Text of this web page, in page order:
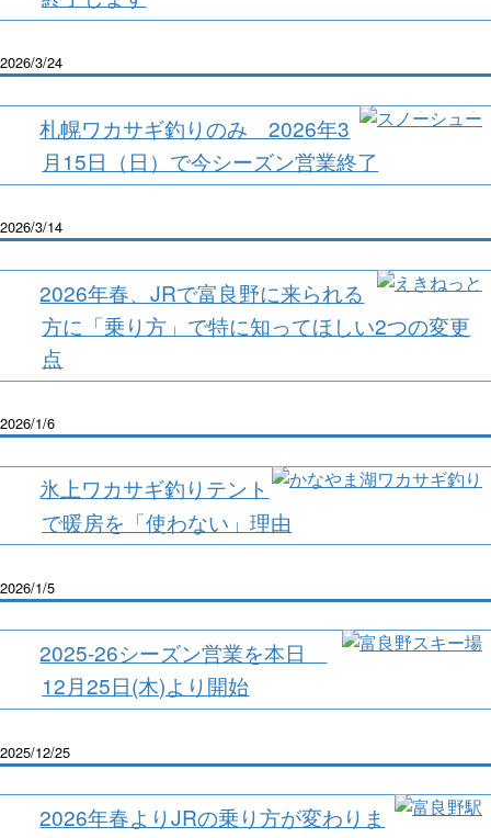
2026/3/24
札幌ワカサギ釣りのみ 2026年3
月15日（日）で今シーズン営業終了
2026/3/14
2026年春、JRで富良野に来られる
方に「乗り方」で特に知ってほしい2つの変更
点
2026/1/6
氷上ワカサギ釣りテント
で暖房を「使わない」理由
2026/1/5
2025-26シーズン営業を本日
12月25日(木)より開始
2025/12/25
2026年春よりJRの乗り方が変わりま